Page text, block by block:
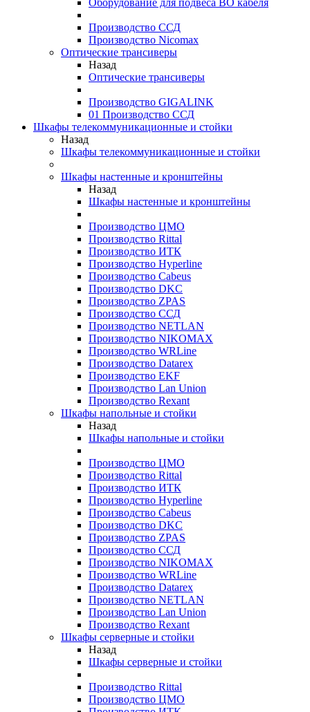
Оборудование для подвеса ВО кабеля
Производство ССД
Производство Nicomax
Оптические трансиверы
Назад
Оптические трансиверы
Производство GIGALINK
01 Производство ССД
Шкафы телекоммуникационные и стойки
Назад
Шкафы телекоммуникационные и стойки
Шкафы настенные и кронштейны
Назад
Шкафы настенные и кронштейны
Производство ЦМО
Производство Rittal
Производство ИТК
Производство Hyperline
Производство Cabeus
Производство DKC
Производство ZPAS
Производство ССД
Производство NETLAN
Производство NIKOMAX
Производство WRLine
Производство Datarex
Производство EKF
Производство Lan Union
Производство Rexant
Шкафы напольные и стойки
Назад
Шкафы напольные и стойки
Производство ЦМО
Производство Rittal
Производство ИТК
Производство Hyperline
Производство Cabeus
Производство DKC
Производство ZPAS
Производство ССД
Производство NIKOMAX
Производство WRLine
Производство Datarex
Производство NETLAN
Производство Lan Union
Производство Rexant
Шкафы серверные и стойки
Назад
Шкафы серверные и стойки
Производство Rittal
Производство ЦМО